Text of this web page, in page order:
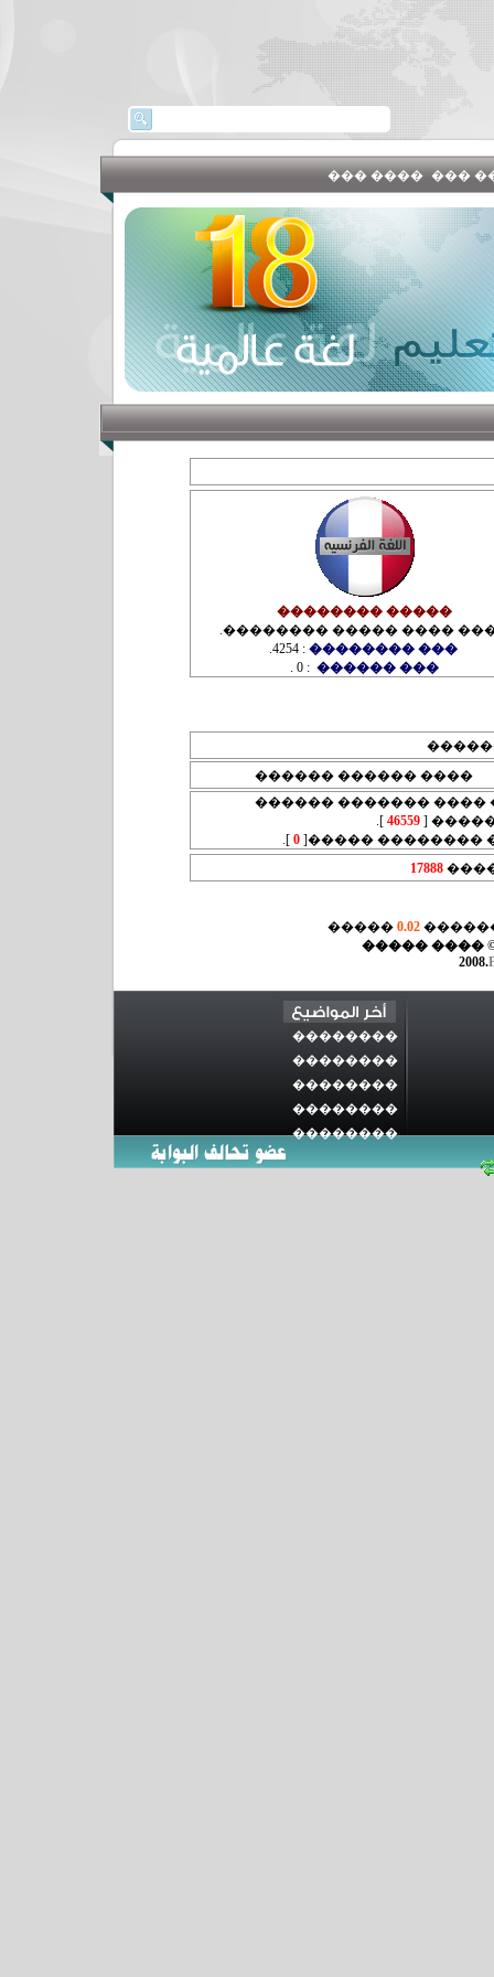
���� ���
����� ��������
���� ���� �����
.
��� ��������
:
4254.
��� ������
:
0 .
���� ������ ������
- ��� ���� �������
[
].
- ��� ��������
].
17888
�����
0.02
�����
© ����
2008.
��������
��������
��������
��������
��������